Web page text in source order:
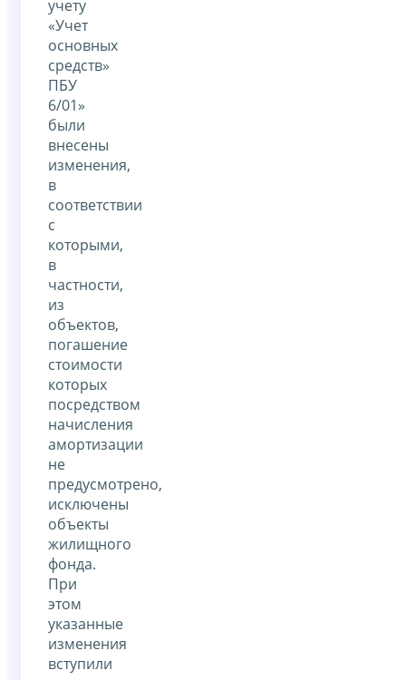
учету
«Учет
основных
средств»
ПБУ
6/01»
были
внесены
изменения,
в
соответствии
с
которыми,
в
частности,
из
объектов,
погашение
стоимости
которых
посредством
начисления
амортизации
не
предусмотрено,
исключены
объекты
жилищного
фонда.
При
этом
указанные
изменения
вступили